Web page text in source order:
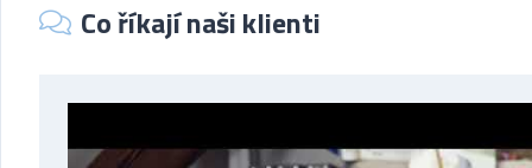
Co říkají naši klienti